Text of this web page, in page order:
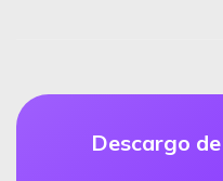
Descargo